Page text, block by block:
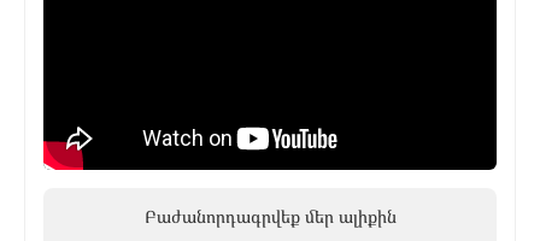
Բաժանորդագրվեք մեր ալիքին